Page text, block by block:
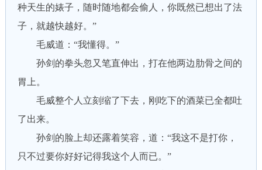
种天生的婊子，随时随地都会偷人，你既然已想出了法
子，就越快越好。”
毛威道：“我懂得。”
孙剑的拳头忽又笔直伸出，打在他两边肋骨之间的
胃上。
毛威整个人立刻缩了下去，刚吃下的酒菜已全都吐
了出来。
孙剑的脸上却还露着笑容，道：“我这不是打你，
只不过要你好好记得我这个人而已。”